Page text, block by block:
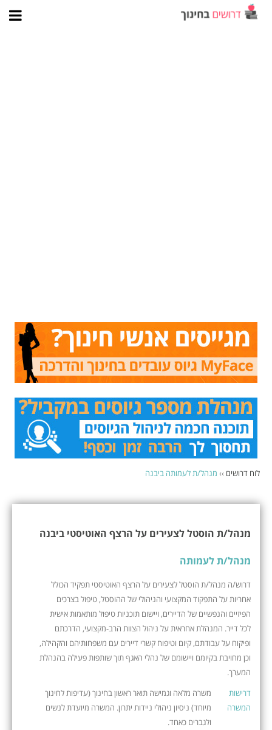
לוח דרושים ›› מנהל/ת לעמותה ביבנה
מנהל/ת הוסטל לצעירים על הרצף האוטיסטי ביבנה
מנהל/ת לעמותה
דרוש/ה מנהל/ת הוסטל לצעירים על הרצף האוטיסטי תפקיד הכולל
אחריות על התפקוד המקצועי והניהולי של ההוסטל, טיפול בצרכים
הפיזיים והנפשיים של הדיירים, ויישום תוכניות טיפול מותאמות אישית
לכל דייר. המנהלת אחראית על ניהול הצוות הרב-מקצועי, הדרכתם
ופיקוח על עבודתם, קיום וטיפוח קשרי דיירים עם משפחותיהם והקהילה,
וכן מחויבת בקיומם ויישומם של נהלי האגף תוך שותפות פעילה בהנהלת
המערך.
דרישות
המשרה
משרה מלאה וגמישה תואר ראשון בחינוך (עדיפות לחינוך
מיוחד) ניסיון ניהולי ניידות יתרון. המשרה מיועדת לנשים
ולגברים כאחד.